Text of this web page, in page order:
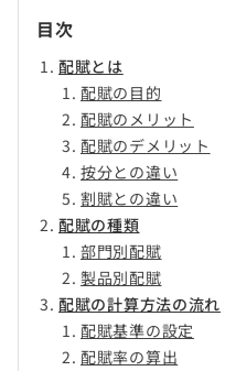
目次
配賦とは
配賦の目的
配賦のメリット
配賦のデメリット
按分との違い
割賦との違い
配賦の種類
部門別配賦
製品別配賦
配賦の計算方法の流れ
配賦基準の設定
配賦率の算出